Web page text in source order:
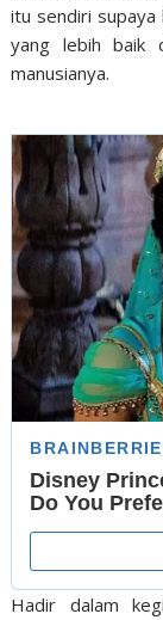
itu sendiri
yang lebih baik
manusianya.
Hadir dalam